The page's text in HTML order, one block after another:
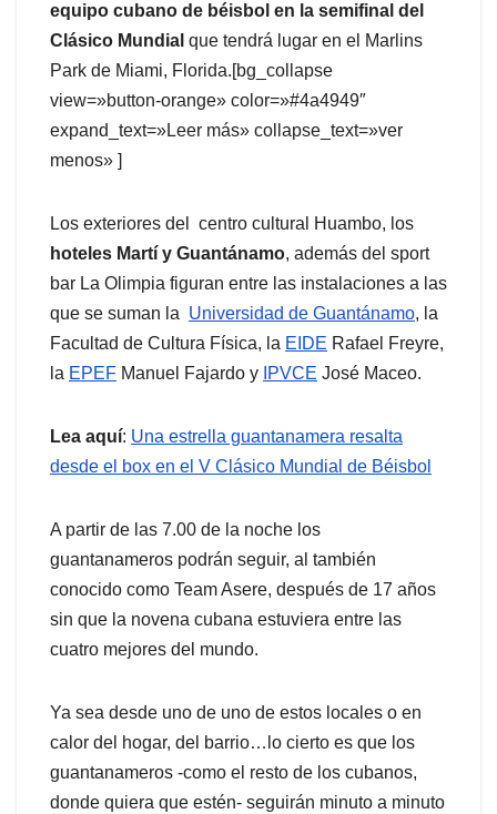
equipo cubano de béisbol en la semifinal del
Clásico Mundial que tendrá lugar en el Marlins
Park de Miami, Florida.[bg_collapse
view=»button-orange» color=»#4a4949″
expand_text=»Leer más» collapse_text=»ver
menos» ]
Los exteriores del centro cultural Huambo, los
hoteles Martí y Guantánamo, además del sport
bar La Olimpia figuran entre las instalaciones a las
que se suman la Universidad de Guantánamo, la
Facultad de Cultura Física, la EIDE Rafael Freyre,
la EPEF Manuel Fajardo y IPVCE José Maceo.
Lea aquí: Una estrella guantanamera resalta
desde el box en el V Clásico Mundial de Béisbol
A partir de las 7.00 de la noche los
guantanameros podrán seguir, al también
conocido como Team Asere, después de 17 años
sin que la novena cubana estuviera entre las
cuatro mejores del mundo.
Ya sea desde uno de uno de estos locales o en
calor del hogar, del barrio…lo cierto es que los
guantanameros -como el resto de los cubanos,
donde quiera que estén- seguirán minuto a minuto